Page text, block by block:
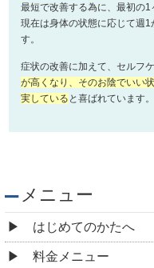
最短で改善する為に、最初の1
現在は身体の状態に応じて週
す。
症状の改善に加えて、セルフ
が高くなり、そのお陰でいい
実している と喜ばれています。
メニュー
はじめてのかたへ
料金メニュー